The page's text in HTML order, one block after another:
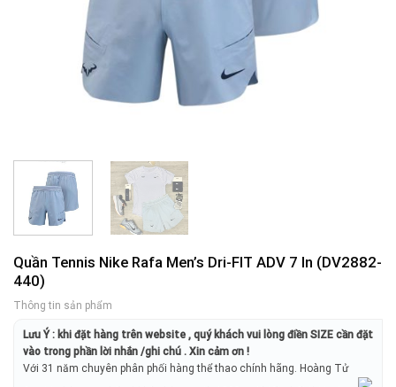
Quần Tennis Nike Rafa Men’s Dri-FIT ADV 7 In (DV2882-
440)
Thông tin sản phẩm
Lưu Ý : khi đặt hàng trên website , quý khách vui lòng điền SIZE cần đặt
vào trong phần lời nhắn /ghi chú . Xin cảm ơn !
Với 31 năm chuyên phân phối hàng thể thao chính hãng. Hoàng Tử